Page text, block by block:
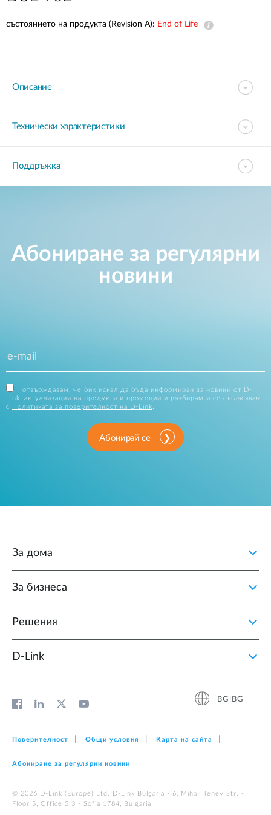
състоянието на продукта (Revision A): End of Life
Описание
Технически характеристики
Поддръжка
Абониране за регулярни
новини
Потвърждавам, че бих искал да бъда информиран за новини от D-
Link, актуализации на продукти и промоции и разбирам и се съгласявам
с
Политиката за поверителност на D-Link
Абонирай се
За дома
За бизнеса
Решения
D‑Link
BG|BG
Поверителност Общи условия Карта на сайта
Абониране за регулярни новини
© 2026 D‑Link (Europe) Ltd. D-Link Bulgaria - 6, Mihail Tenev Str. -
Floor 5, Office 5.3 - Sofia 1784, Bulgaria